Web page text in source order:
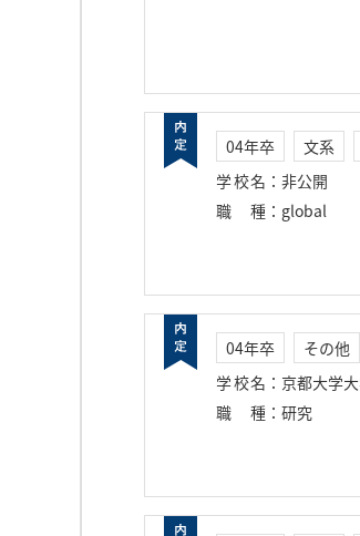
04年卒 文系
学校名 ： 非公開
職種 ： global
04年卒 その他
学校名 ： 京都大学
職種 ： 研究